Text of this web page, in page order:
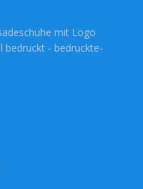
mit Logo
bedruckt - bedruckte-